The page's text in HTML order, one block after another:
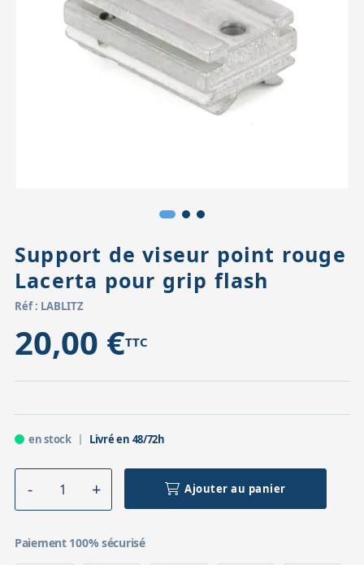
Accessoires pour montures
Têtes
Pièces détachées
Support de viseur point rouge
Lacerta pour grip flash
Réf : LABLITZ
20,00 €TTC
en stock Livré en 48/72h
Ajouter au panier
Paiement 100% sécurisé